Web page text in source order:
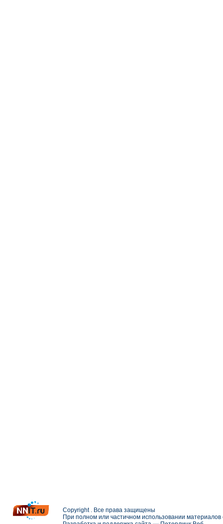
Copyright . Все права защищены
При полном или частичном использовании